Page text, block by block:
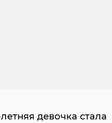
девочка стала